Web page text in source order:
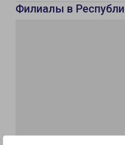
Филиалы в